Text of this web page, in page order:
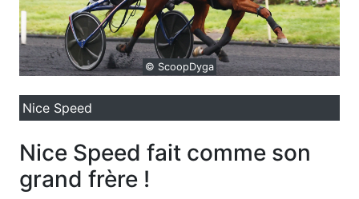
© ScoopDyga
Nice Speed
Nice Speed fait comme son
grand frère !